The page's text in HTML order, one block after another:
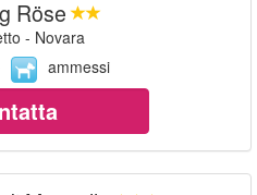
Röse
- Novara
ammessi